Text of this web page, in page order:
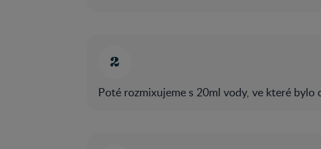
Poté rozmixujeme s 20ml vody, ve které bylo